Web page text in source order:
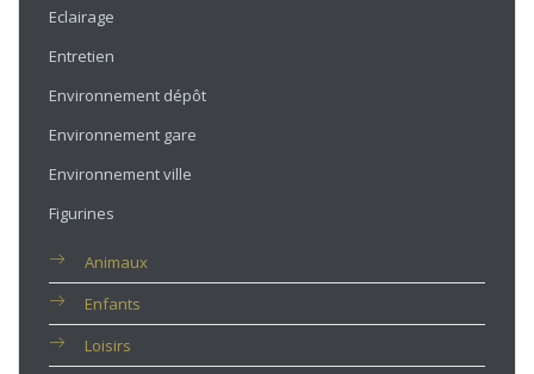
Eclairage
Entretien
Environnement dépôt
Environnement gare
Environnement ville
Figurines
Animaux
Enfants
Loisirs